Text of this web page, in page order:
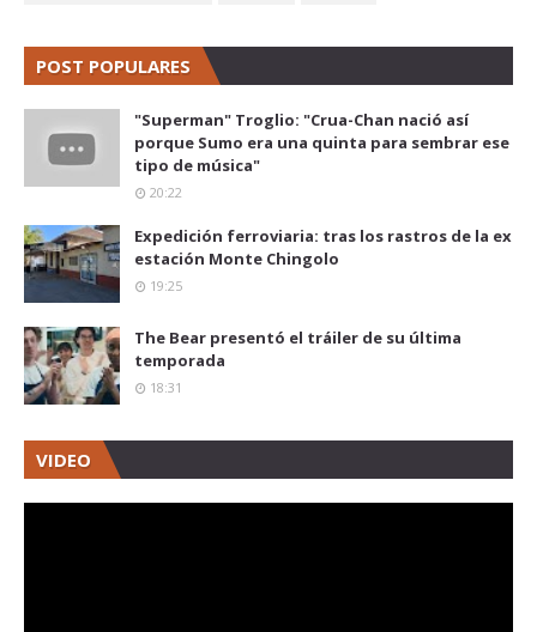
POST POPULARES
"Superman" Troglio: "Crua-Chan nació así
porque Sumo era una quinta para sembrar ese
tipo de música"
20:22
Expedición ferroviaria: tras los rastros de la ex
estación Monte Chingolo
19:25
The Bear presentó el tráiler de su última
temporada
18:31
VIDEO